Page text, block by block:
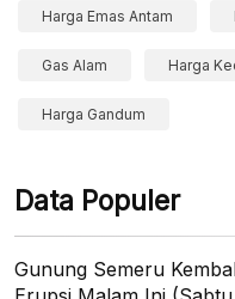
Harga Emas Antam
Gas Alam Harga
Harga Gandum
Data Populer
Gunung Semeru